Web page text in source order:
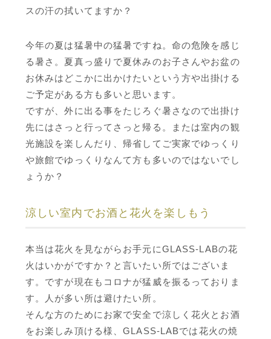
スの汗の拭いてますか？
今年の夏は猛暑中の猛暑ですね。命の危険を感じ
る暑さ。夏真っ盛りで夏休みのお子さんやお盆の
お休みはどこかに出かけたいという方や出掛ける
ご予定がある方も多いと思います。
ですが、外に出る事をたじろぐ暑さなので出掛け
先にはさっと行ってさっと帰る。または室内の観
光施設を楽しんだり、帰省してご実家でゆっくり
や旅館でゆっくりなんて方も多いのではないでし
ょうか？
涼しい室内でお酒と花火を楽しもう
本当は花火を見ながらお手元にGLASS-LABの花
火はいかがですか？と言いたい所ではございま
す。ですが現在もコロナが猛威を振るっておりま
す。人が多い所は避けたい所。
そんな方のためにお家で安全で涼しく花火とお酒
をお楽しみ頂ける様、GLASS-LABでは花火の焼